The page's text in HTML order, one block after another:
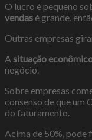
O lucro é pequeno
vendas é grande,
Outras empresas
A situação
negócio.
Sobre empresas
consenso de que um
do faturamento.
Acima de 50%,